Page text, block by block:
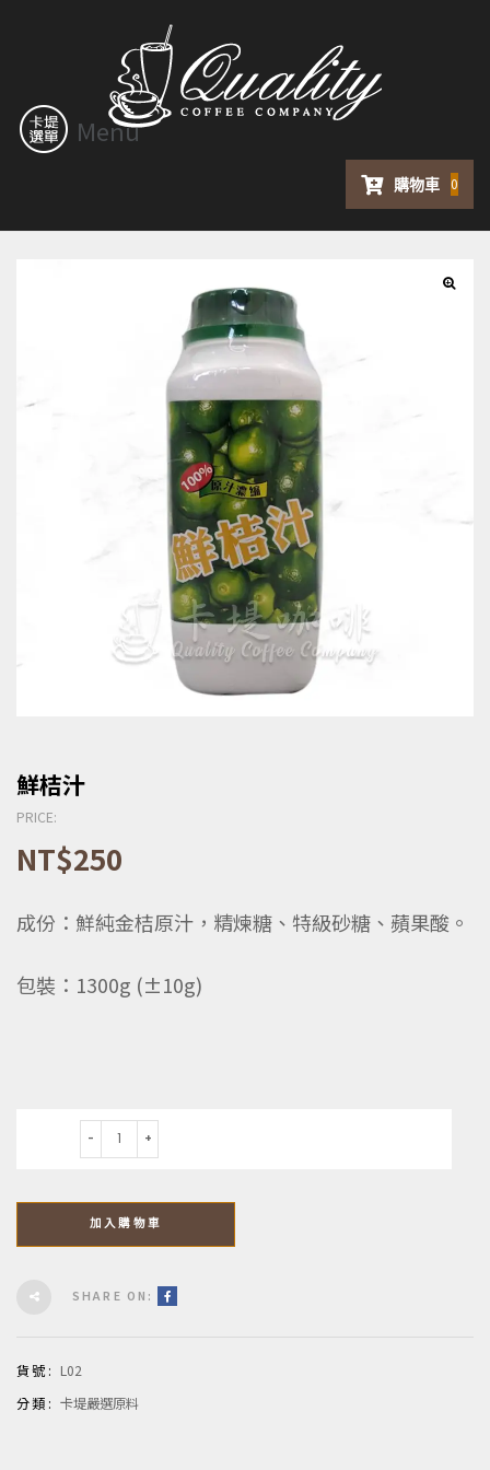
Menu
購物車 0
鮮桔汁
PRICE:
NT$250
成份：鮮純金桔原汁，精煉糖、特級砂糖、蘋果酸。
包裝：1300g (±10g)
加入購物車
SHARE ON:
貨號: L02
分類: 卡堤嚴選原料